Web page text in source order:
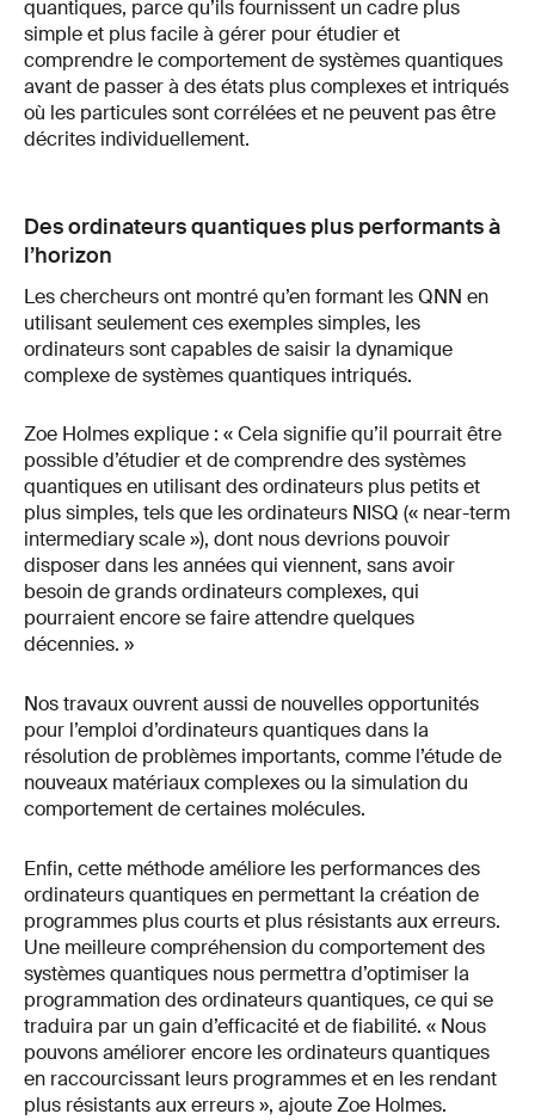
quantiques, parce qu’ils fournissent un cadre plus
simple et plus facile à gérer pour étudier et
comprendre le comportement de systèmes quantiques
avant de passer à des états plus complexes et intriqués
où les particules sont corrélées et ne peuvent pas être
décrites individuellement.
Des ordinateurs quantiques plus performants à
l’horizon
Les chercheurs ont montré qu’en formant les QNN en
utilisant seulement ces exemples simples, les
ordinateurs sont capables de saisir la dynamique
complexe de systèmes quantiques intriqués.
Zoe Holmes explique : « Cela signifie qu’il pourrait être
possible d’étudier et de comprendre des systèmes
quantiques en utilisant des ordinateurs plus petits et
plus simples, tels que les ordinateurs NISQ (« near-term
intermediary scale »), dont nous devrions pouvoir
disposer dans les années qui viennent, sans avoir
besoin de grands ordinateurs complexes, qui
pourraient encore se faire attendre quelques
décennies. »
Nos travaux ouvrent aussi de nouvelles opportunités
pour l’emploi d’ordinateurs quantiques dans la
résolution de problèmes importants, comme l’étude de
nouveaux matériaux complexes ou la simulation du
comportement de certaines molécules.
Enfin, cette méthode améliore les performances des
ordinateurs quantiques en permettant la création de
programmes plus courts et plus résistants aux erreurs.
Une meilleure compréhension du comportement des
systèmes quantiques nous permettra d’optimiser la
programmation des ordinateurs quantiques, ce qui se
traduira par un gain d’efficacité et de fiabilité. « Nous
pouvons améliorer encore les ordinateurs quantiques
en raccourcissant leurs programmes et en les rendant
plus résistants aux erreurs », ajoute Zoe Holmes.